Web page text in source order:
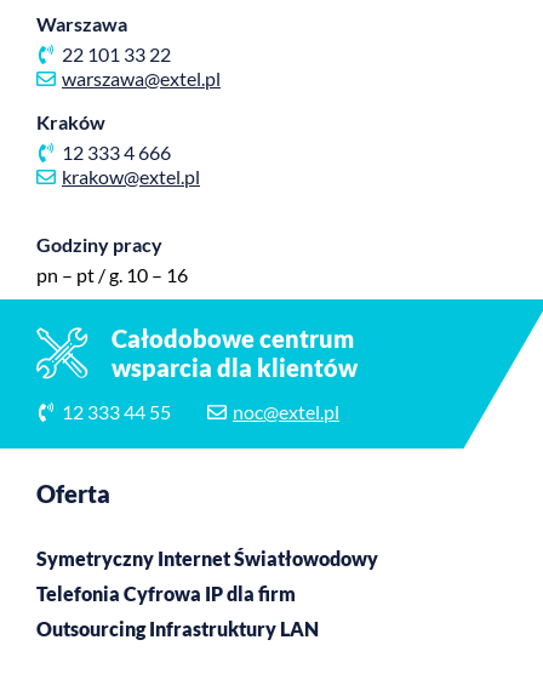
Warszawa
22 101 33 22
warszawa@extel.pl
Kraków
12 333 4 666
krakow@extel.pl
Godziny pracy
pn – pt / g. 10 – 16
Całodobowe centrum
wsparcia dla klientów
12 333 44 55 noc@extel.pl
Oferta
Symetryczny Internet Światłowodowy
Telefonia Cyfrowa IP dla firm
Outsourcing Infrastruktury LAN